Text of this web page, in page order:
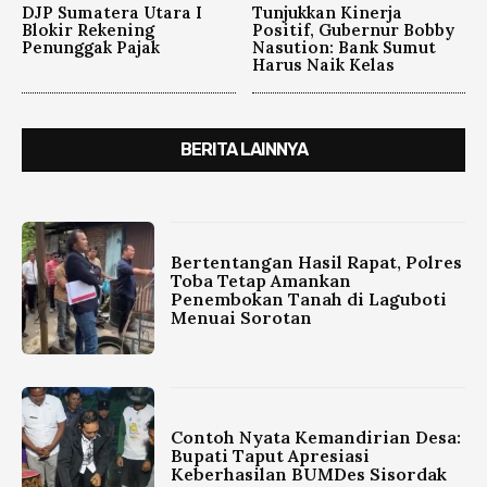
DJP Sumatera Utara I
Blokir Rekening
Penunggak Pajak
Tunjukkan Kinerja
Positif, Gubernur Bobby
Nasution: Bank Sumut
Harus Naik Kelas
BERITA LAINNYA
Bertentangan Hasil Rapat, Polres
Toba Tetap Amankan
Penembokan Tanah di Laguboti
Menuai Sorotan
Contoh Nyata Kemandirian Desa:
Bupati Taput Apresiasi
Keberhasilan BUMDes Sisordak